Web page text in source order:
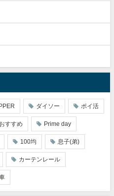
ダイソー ポイ活
おすすめ Prime day
100均 息子(弟)
カーテンレール